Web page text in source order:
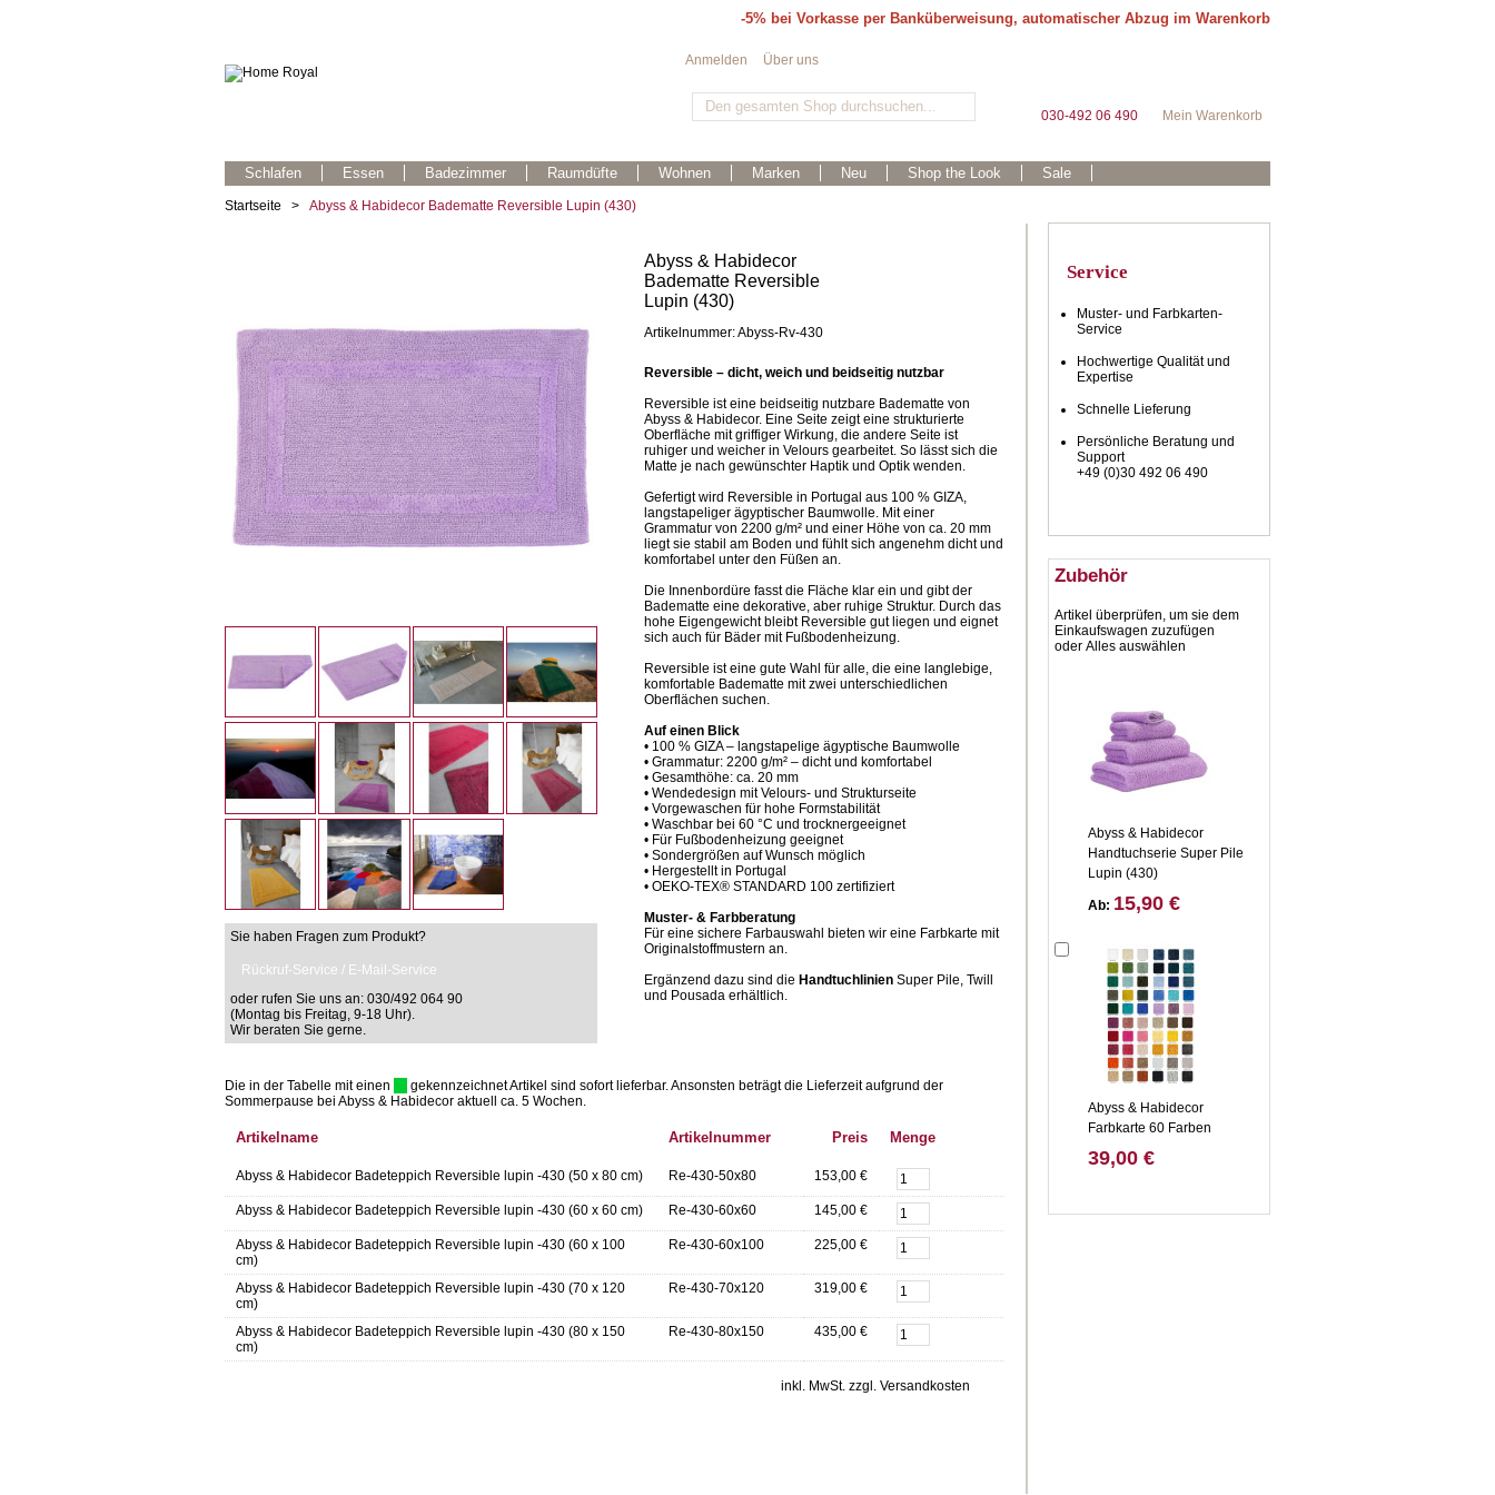
-5% bei Vorkasse per Banküberweisung, automatischer Abzug im Warenkorb
Mein Warenkorb
030-492 06 490
Schlafen Essen Badezimmer Raumdüfte Wohnen Marken Neu Shop the Look Sale
Anmelden Über uns
Startseite > Abyss & Habidecor Badematte Reversible Lupin (430)
Sie haben Fragen zum Produkt?
Rückruf-Service / E-Mail-Service
oder rufen Sie uns an: 030/492 064 90
(Montag bis Freitag, 9-18 Uhr).
Wir beraten Sie gerne.
Abyss & Habidecor
Badematte Reversible
Lupin (430)
Artikelnummer: Abyss-Rv-430
Reversible – dicht, weich und beidseitig nutzbar
Reversible ist eine beidseitig nutzbare Badematte von
Abyss & Habidecor. Eine Seite zeigt eine strukturierte
Oberfläche mit griffiger Wirkung, die andere Seite ist
ruhiger und weicher in Velours gearbeitet. So lässt sich die
Matte je nach gewünschter Haptik und Optik wenden.
Gefertigt wird Reversible in Portugal aus 100 % GIZA,
langstapeliger ägyptischer Baumwolle. Mit einer
Grammatur von 2200 g/m² und einer Höhe von ca. 20 mm
liegt sie stabil am Boden und fühlt sich angenehm dicht und
komfortabel unter den Füßen an.
Die Innenbordüre fasst die Fläche klar ein und gibt der
Badematte eine dekorative, aber ruhige Struktur. Durch das
hohe Eigengewicht bleibt Reversible gut liegen und eignet
sich auch für Bäder mit Fußbodenheizung.
Reversible ist eine gute Wahl für alle, die eine langlebige,
komfortable Badematte mit zwei unterschiedlichen
Oberflächen suchen.
Auf einen Blick
• 100 % GIZA – langstapelige ägyptische Baumwolle
• Grammatur: 2200 g/m² – dicht und komfortabel
• Gesamthöhe: ca. 20 mm
• Wendedesign mit Velours- und Strukturseite
• Vorgewaschen für hohe Formstabilität
• Waschbar bei 60 °C und trocknergeeignet
• Für Fußbodenheizung geeignet
• Sondergrößen auf Wunsch möglich
• Hergestellt in Portugal
• OEKO-TEX® STANDARD 100 zertifiziert
Muster- & Farbberatung
Für eine sichere Farbauswahl bieten wir eine Farbkarte mit
Originalstoffmustern an.
Ergänzend dazu sind die Handtuchlinien Super Pile, Twill
und Pousada erhältlich.
Die in der Tabelle mit einen gekennzeichnet Artikel sind sofort lieferbar.Ansonsten beträgt die Lieferzeit aufgrund der
Sommerpause bei Abyss & Habidecor aktuell ca. 5 Wochen.
Artikelname Artikelnummer Preis Menge
Abyss & Habidecor Badeteppich Reversible lupin -430 (50 x 80 cm) Re-430-50x80 153,00 €
Abyss & Habidecor Badeteppich Reversible lupin -430 (60 x 60 cm) Re-430-60x60 145,00 €
Abyss & Habidecor Badeteppich Reversible lupin -430 (60 x 100
cm)
Re-430-60x100 225,00 €
Abyss & Habidecor Badeteppich Reversible lupin -430 (70 x 120
cm)
Re-430-70x120 319,00 €
Abyss & Habidecor Badeteppich Reversible lupin -430 (80 x 150
cm)
Re-430-80x150 435,00 €
inkl. MwSt. zzgl. Versandkosten
Service
Muster- und Farbkarten-
Service
Hochwertige Qualität und
Expertise
Schnelle Lieferung
Persönliche Beratung und
Support
+49 (0)30 492 06 490
Zubehör
Artikel überprüfen, um sie dem
Einkaufswagen zuzufügen
oder Alles auswählen
Abyss & Habidecor
Handtuchserie Super Pile
Lupin (430)
Ab: 15,90 €
Abyss & Habidecor
Farbkarte 60 Farben
39,00 €